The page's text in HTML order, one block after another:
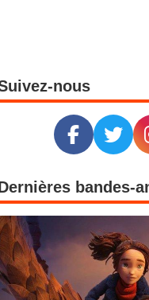
nous
bandes-